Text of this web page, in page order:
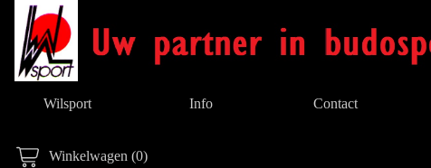
Wilsport Info Contact
Winkelwagen (0)